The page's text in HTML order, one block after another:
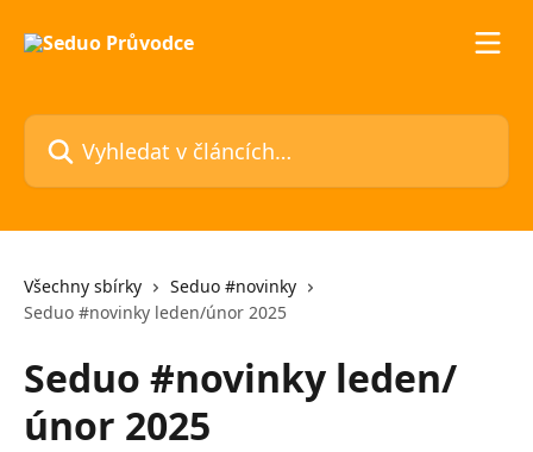
Vyhledat v článcích…
Všechny sbírky
Seduo #novinky
Seduo #novinky leden/únor 2025
Seduo #novinky leden/
únor 2025